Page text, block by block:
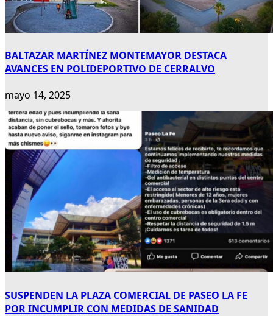
BALTAZAR MARTÍNEZ MONTEMAYOR DESTACA
AVANCES EN POLIDEPORTIVO DE CERRALVO
mayo 14, 2025
SUSPENDEN LA PLAZA COMERCIAL DE PASEO LA FE
POR INCUMPLIR CON MEDIDAS DE SANIDAD